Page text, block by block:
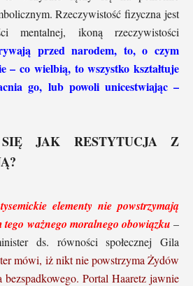
Rzeczywistość fizyczna jest
mentalnej, ikoną rzeczywistości
przed narodem, to, o czym
– co wielbią, to wszystko kształtuje
go, lub powoli unicestwiając –
SIĘ JAK RESTYTUCJA Z
elementy nie powstrzymają
tego ważnego moralnego obowiązku –
ds. równości społecznej Gila
mówi, iż nikt nie powstrzyma Żydów
bezspadkowego. Portal Haaretz jawnie